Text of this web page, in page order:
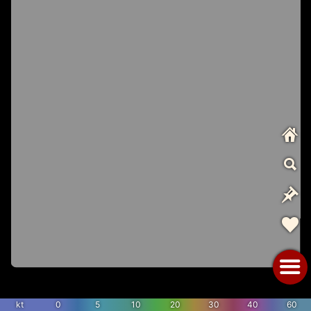
kt 0 5 10 20 30 40 60